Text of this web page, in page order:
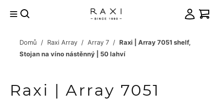
Domů / Raxi Array / Array 7 / Raxi | Array 7051 shelf,
Stojan na víno nástěnný | 50 lahví
Raxi | Array 7051